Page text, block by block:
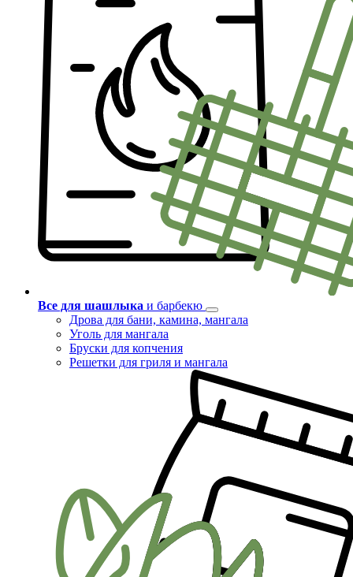
Все для шашлыка и барбекю
Дрова для бани, камина, мангала
Уголь для мангала
Бруски для копчения
Решетки для гриля и мангала